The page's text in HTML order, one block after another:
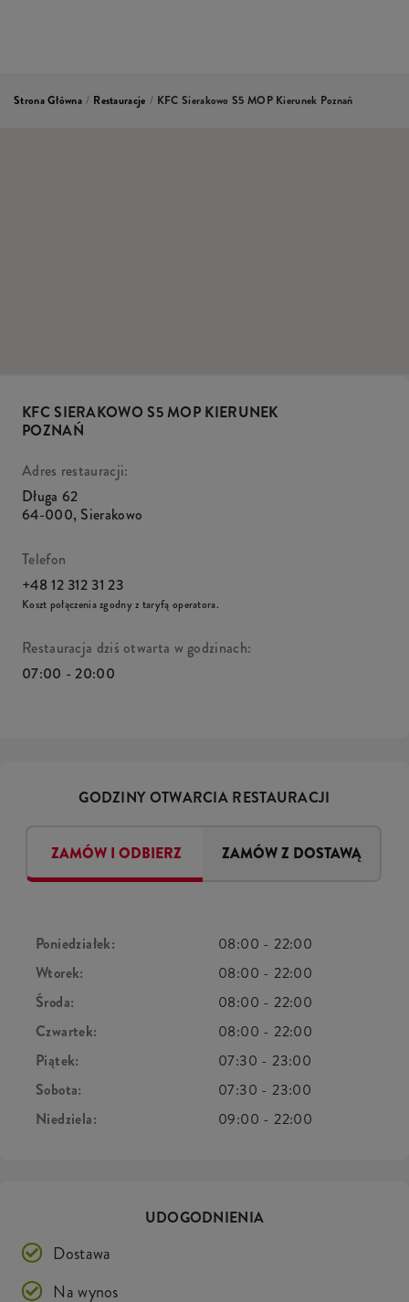
Strona Główna / Restauracje / KFC Sierakowo S5 MOP Kierunek Poznań
KFC SIERAKOWO S5 MOP KIERUNEK
POZNAŃ
Adres restauracji:
Długa 62
64-000, Sierakowo
Telefon
+48 12 312 31 23
Koszt połączenia zgodny z taryfą operatora.
Restauracja dziś otwarta w godzinach:
07:00 - 20:00
GODZINY OTWARCIA RESTAURACJI
ZAMÓW I ODBIERZ ZAMÓW Z DOSTAWĄ
Poniedziałek: 08:00 -22:00
Wtorek:
08:00 -22:00
Środa:
08:00 -22:00
Czwartek:
08:00 -22:00
Piątek:
07:30 -23:00
Sobota:
07:30 -23:00
Niedziela:
09:00 -22:00
UDOGODNIENIA
Dostawa
Na wynos